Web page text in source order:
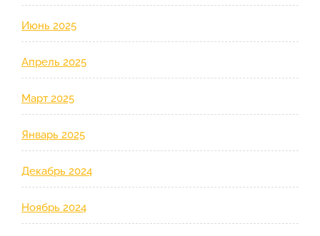
Июнь 2025
Апрель 2025
Март 2025
Январь 2025
Декабрь 2024
Ноябрь 2024